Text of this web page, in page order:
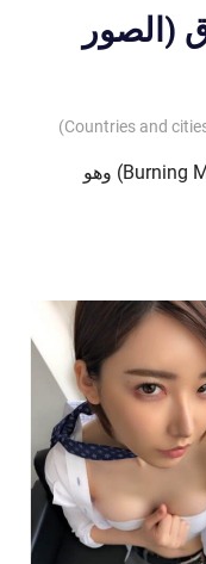
(الصور
مهرجان الرجل المحترق (بالإنكليزية Burning Man) وهو